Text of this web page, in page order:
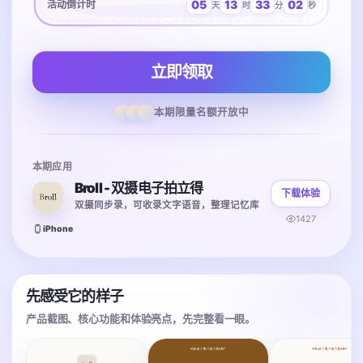
活动倒计时 05 天 13 时 33 分 02 秒
立即领取
本期限量名额开放中
本期应用
Broll - 双摄电子拍立得
双摄同步录，可收录文字语音，整理记忆库
iPhone
下载体验
1427
先感受它的样子
产品截图、核心功能和体验亮点，先完整看一眼。